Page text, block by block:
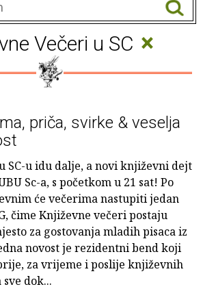
Večeri u SC ×
priča, svirke & veselja
SC-u idu dalje, a novi književni dejt
Sc-a, s početkom u 21 sat! Po
će večerima nastupiti jedan
čime Književne večeri postaju
za gostovanja mladih pisaca iz
novost je rezidentni bend koji
za vrijeme i poslije književnih
dok...